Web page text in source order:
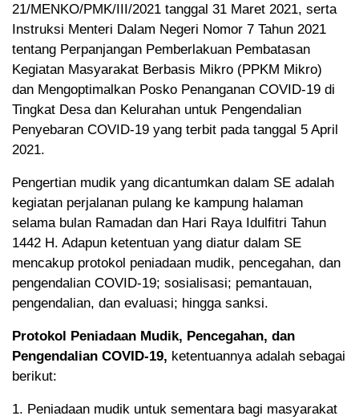
21/MENKO/PMK/III/2021 tanggal 31 Maret 2021, serta
Instruksi Menteri Dalam Negeri Nomor 7 Tahun 2021
tentang Perpanjangan Pemberlakuan Pembatasan
Kegiatan Masyarakat Berbasis Mikro (PPKM Mikro)
dan Mengoptimalkan Posko Penanganan COVID-19 di
Tingkat Desa dan Kelurahan untuk Pengendalian
Penyebaran COVID-19 yang terbit pada tanggal 5 April
2021.
Pengertian mudik yang dicantumkan dalam SE adalah
kegiatan perjalanan pulang ke kampung halaman
selama bulan Ramadan dan Hari Raya Idulfitri Tahun
1442 H. Adapun ketentuan yang diatur dalam SE
mencakup protokol peniadaan mudik, pencegahan, dan
pengendalian COVID-19; sosialisasi; pemantauan,
pengendalian, dan evaluasi; hingga sanksi.
Protokol Peniadaan Mudik, Pencegahan, dan
Pengendalian COVID-19, ketentuannya adalah sebagai
berikut:
1. Peniadaan mudik untuk sementara bagi masyarakat